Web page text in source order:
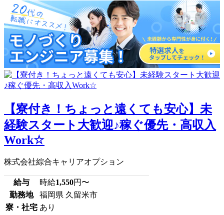
【寮付き！ちょっと遠くても安心】未
経験スタート大歓迎♪稼ぐ優先・高収入
Work☆
株式会社綜合キャリアオプション
給与 時給1,550円〜
勤務地
福岡県 久留米市
寮・社宅 あり